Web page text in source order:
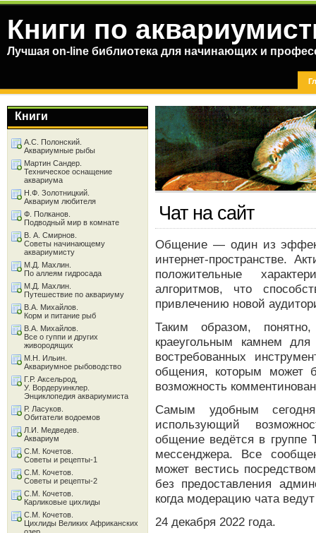
Книги по
Лучшая on-line библиотека для начинающих и
Чат на сайт
Общение — один из
интернет-пространстве.
положительные
алгоритмов, что
привлечению новой
Таким образом,
краеугольным камнем
востребованных
общения, которым может
возможность
Самым удобным
использующий
общение ведётся в группе
мессенджера. Все
может вестись
без предоставления
когда модерацию чата
24 декабря 2022 года.
Книги
А.С. Полонский.
Аквариумные рыбы
Мартин Сандер.
Техническое оснащение
аквариума
Н.Ф. Золотницкий.
Аквариум любителя
Ф. Полканов.
Подводный мир в комнате
В. А. Смирнов.
Советы начинающему
аквариумисту
М.Д. Махлин.
По аллеям гидросада
М.Д. Махлин.
Путешествие по аквариуму
В.А. Михайлов.
Корм и питание рыб
В.А. Михайлов.
Все о гуппи и других
живородящих
М.Н. Ильин.
Аквариумное рыбоводство
Г.Р. Аксельрод,
У. Вордеруинклер.
Энциклопедия аквариумиста
Р. Ласуков.
Обитатели водоемов
Л.И. Медведев.
Аквариум
С.М. Кочетов.
Советы и рецепты-1
С.М. Кочетов.
Советы и рецепты-2
С.М. Кочетов.
Карликовые цихлиды
С.М. Кочетов.
Цихлиды Великих Африканских